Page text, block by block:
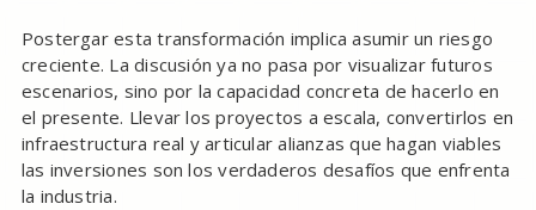
Postergar esta transformación implica asumir un riesgo
creciente. La discusión ya no pasa por visualizar futuros
escenarios, sino por la capacidad concreta de hacerlo en
el presente. Llevar los proyectos a escala, convertirlos en
infraestructura real y articular alianzas que hagan viables
las inversiones son los verdaderos desafíos que enfrenta
la industria.